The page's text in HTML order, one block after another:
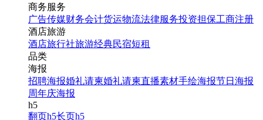
商务服务
广告传媒财务会计货运物流法律服务投资担保工商注册
酒店旅游
酒店旅行社旅游经典民宿短租
品类
海报
招聘海报婚礼请柬婚礼请柬直播素材手绘海报节日海报
周年庆海报
h5
翻页h5长页h5